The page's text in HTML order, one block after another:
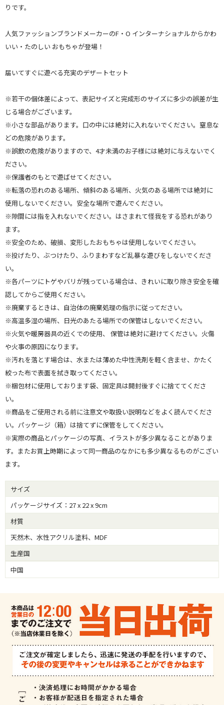
りです。
人気ファッションブランドメーカーのF・O インターナショナルからかわ
いい・たのしい おもちゃが登場！
届いてすぐに遊べる充実のデザートセット
※若干の個体差によって、表記サイズと完成形のサイズに多少の誤差が生
じる場合がございます。
※小さな部品があります。口の中には絶対に入れないでください。窒息な
どの危険があります。
※誤飲の危険がありますので、4才未満のお子様には絶対に与えないでく
ださい。
※保護者のもとで遊ばせてください。
※転落の恐れのある場所、傾斜のある場所、火気のある場所では絶対に
使用しないでください。安全な場所で遊んでください。
※隙間には指を入れないでください。はさまれて怪我をする恐れがあり
ます。
※安全のため、破損、変形したおもちゃは使用しないでください。
※投げたり、ぶつけたり、ふりまわすなど乱暴な遊びをしないでくださ
い。
※各パーツにトゲやバリが残っている場合は、きれいに取り除き安全を確
認してからご使用ください。
※廃棄するときは、自治体の廃棄処理の指示に従ってださい。
※高温多湿の場所、日光のあたる場所での保管はしないでください。
※火気や暖房器具の近くでの使用、 保管は絶対に避けてください。火傷
や火事の原因になります。
※汚れを落とす場合は、水または薄めた中性洗剤を軽く含ませ、かたく
絞った布で表面を拭き取ってください。
※梱包材に使用しております袋、固定具は開封後すぐに捨ててくださ
い。
※商品をご使用される前に注意文や取扱い説明などをよく読んでくださ
い。パッケージ（箱）は捨てずに保管をしてください。
※実際の商品とパッケージの写真、イラストが多少異なることがありま
す。またお買上時期によって同一商品のなかにも多少異なるものがこざい
ます。
サイズ
パッケージサイズ：27 x 22 x 9cm
材質
天然木、水性アクリル塗料、MDF
生産国
中国